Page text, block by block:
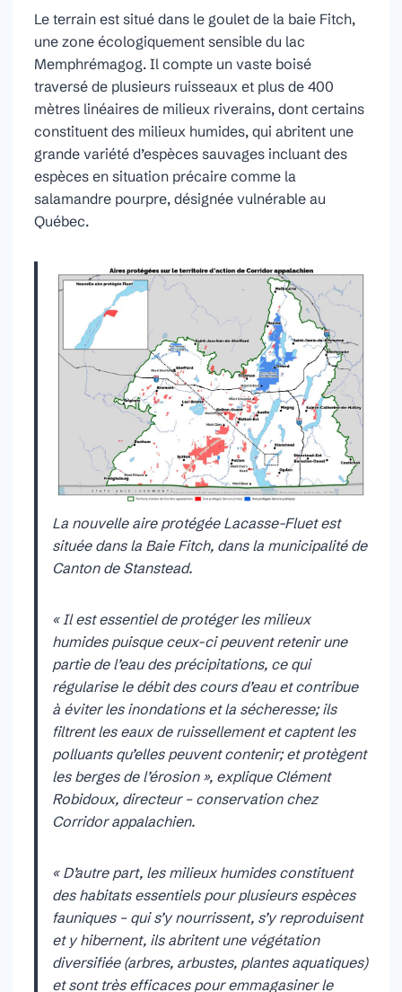
Le terrain est situé dans le goulet de la baie Fitch,
une zone écologiquement sensible du lac
Memphrémagog. Il compte un vaste boisé
traversé de plusieurs ruisseaux et plus de 400
mètres linéaires de milieux riverains, dont certains
constituent des milieux humides, qui abritent une
grande variété d’espèces sauvages incluant des
espèces en situation précaire comme la
salamandre pourpre, désignée vulnérable au
Québec.
La nouvelle aire protégée Lacasse-Fluet est
située dans la Baie Fitch, dans la municipalité de
Canton de Stanstead.
« Il est essentiel de protéger les milieux
humides puisque ceux-ci peuvent retenir une
partie de l’eau des précipitations, ce qui
régularise le débit des cours d’eau et contribue
à éviter les inondations et la sécheresse; ils
filtrent les eaux de ruissellement et captent les
polluants qu’elles peuvent contenir; et protègent
les berges de l’érosion », explique Clément
Robidoux, directeur – conservation chez
Corridor appalachien.
« D’autre part, les milieux humides constituent
des habitats essentiels pour plusieurs espèces
fauniques – qui s’y nourrissent, s’y reproduisent
et y hibernent, ils abritent une végétation
diversifiée (arbres, arbustes, plantes aquatiques)
et sont très efficaces pour emmagasiner le